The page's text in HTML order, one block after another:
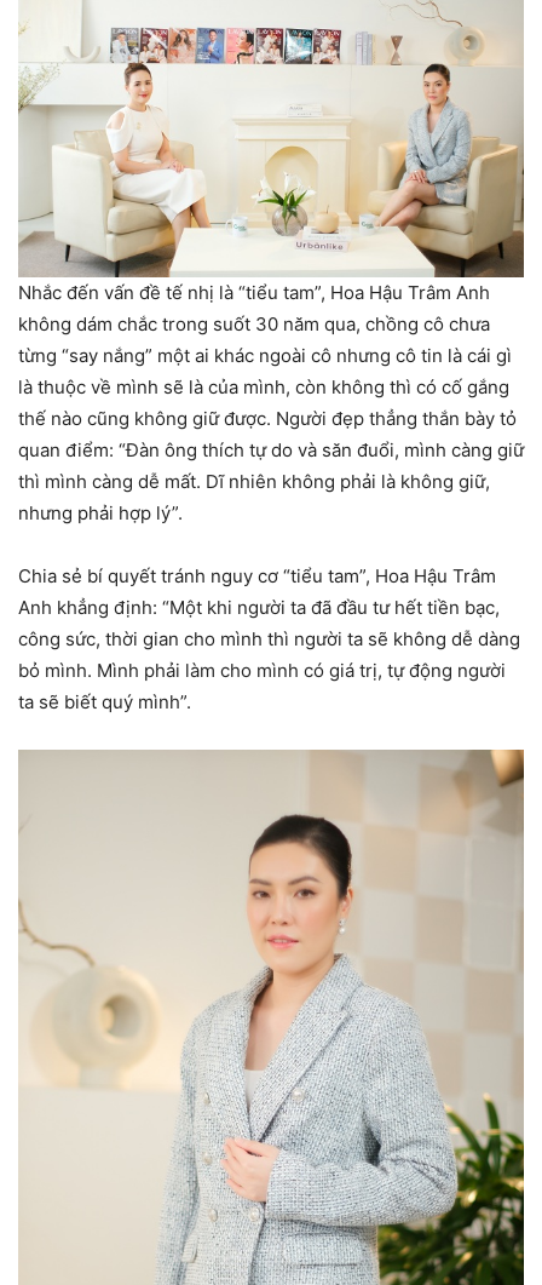
Nhắc đến vấn đề tế nhị là “tiểu tam”, Hoa Hậu Trâm Anh
không dám chắc trong suốt 30 năm qua, chồng cô chưa
từng “say nắng” một ai khác ngoài cô nhưng cô tin là cái gì
là thuộc về mình sẽ là của mình, còn không thì có cố gắng
thế nào cũng không giữ được. Người đẹp thẳng thắn bày tỏ
quan điểm: “Đàn ông thích tự do và săn đuổi, mình càng giữ
thì mình càng dễ mất. Dĩ nhiên không phải là không giữ,
nhưng phải hợp lý”.
Chia sẻ bí quyết tránh nguy cơ “tiểu tam”, Hoa Hậu Trâm
Anh khẳng định: “Một khi người ta đã đầu tư hết tiền bạc,
công sức, thời gian cho mình thì người ta sẽ không dễ dàng
bỏ mình. Mình phải làm cho mình có giá trị, tự động người
ta sẽ biết quý mình”.